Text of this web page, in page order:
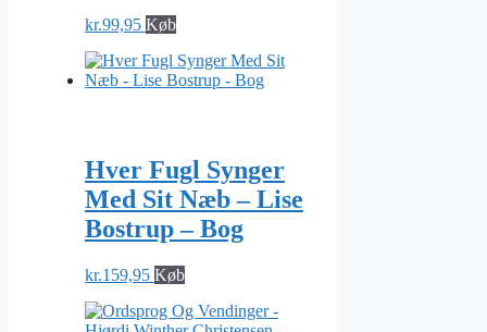
kr.99,95 Køb
Hver Fugl Synger
Med Sit Næb – Lise
Bostrup – Bog
kr.159,95 Køb